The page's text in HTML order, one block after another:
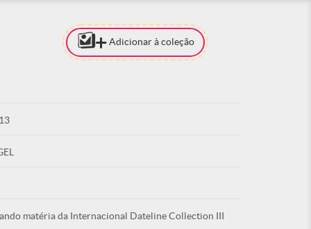
Adicionar à coleção
matéria da Internacional Dateline Collection III